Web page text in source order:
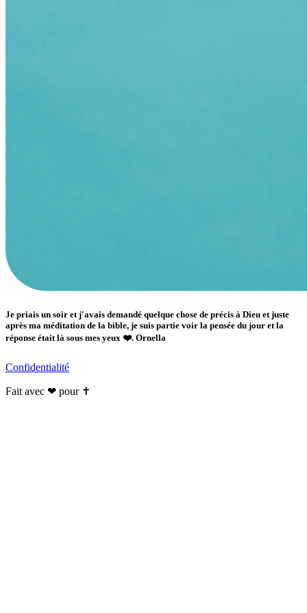
Je priais un soir et j'avais demandé quelque chose de précis à Dieu et juste
après ma méditation de la bible, je suis partie voir la pensée du jour et la
réponse était là sous mes yeux ❤️. Ornella
Confidentialité
Fait avec ❤ pour ✝️️